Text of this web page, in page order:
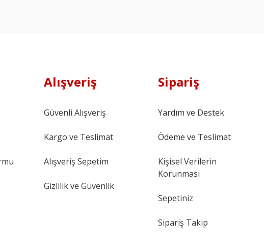
Alışveriş
Güvenli Alışveriş
Kargo ve Teslimat
Alışveriş Sepetim
Gizlilik ve Güvenlik
Sipariş
Yardım ve Destek
Ödeme ve Teslimat
Kişisel Verilerin
Korunması
Sepetiniz
Sipariş Takip